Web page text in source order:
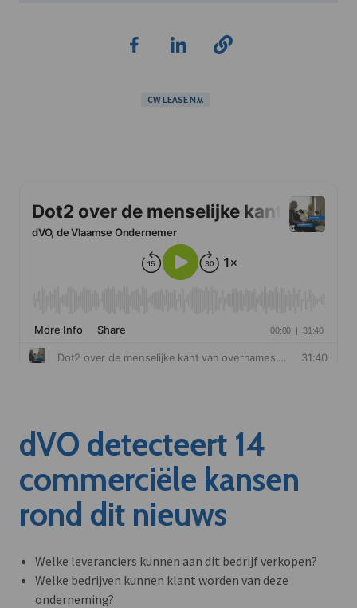
CW LEASE N.V.
dVO detecteert 14
commerciële kansen
rond dit nieuws
Welke leveranciers kunnen aan dit bedrijf verkopen?
Welke bedrijven kunnen klant worden van deze
onderneming?